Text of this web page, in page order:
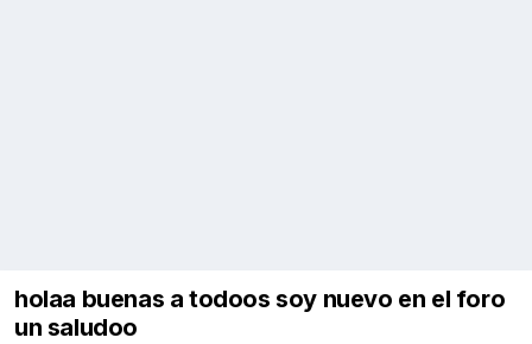
holaa buenas a todoos soy nuevo en el foro
un saludoo